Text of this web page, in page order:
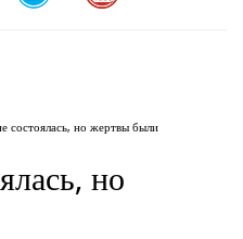
состоялась, но жертвы были
но